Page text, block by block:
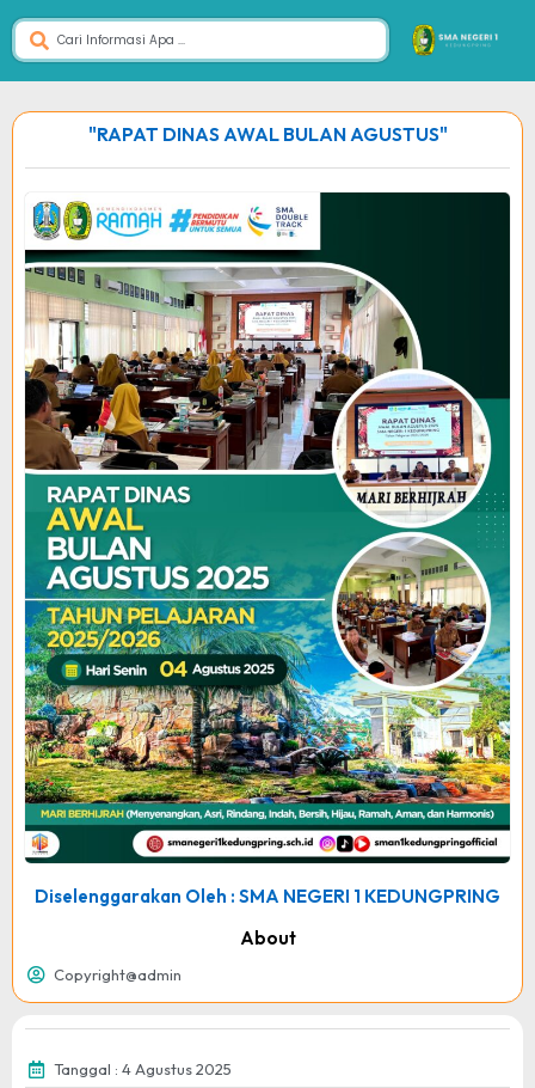
"RAPAT DINAS AWAL BULAN AGUSTUS"
Diselenggarakan Oleh : SMA NEGERI 1 KEDUNGPRING
About
Copyright@admin
Tanggal : 4 Agustus 2025